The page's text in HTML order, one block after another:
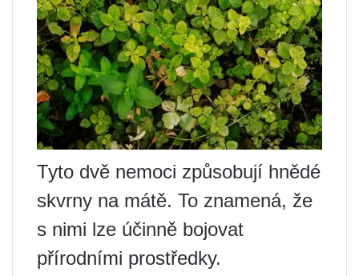
Tyto dvě nemoci způsobují hnědé
skvrny na mátě. To znamená, že
s nimi lze účinně bojovat
přírodními prostředky.